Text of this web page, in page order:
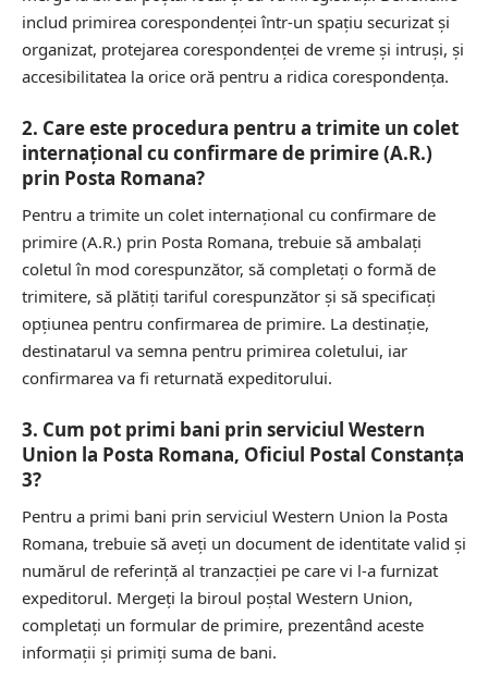
includ primirea corespondenței într-un spațiu securizat și
organizat, protejarea corespondenței de vreme și intruși, și
accesibilitatea la orice oră pentru a ridica corespondența.
2. Care este procedura pentru a trimite un colet
internațional cu confirmare de primire (A.R.)
prin Posta Romana?
Pentru a trimite un colet internațional cu confirmare de
primire (A.R.) prin Posta Romana, trebuie să ambalați
coletul în mod corespunzător, să completați o formă de
trimitere, să plătiți tariful corespunzător și să specificați
opțiunea pentru confirmarea de primire. La destinație,
destinatarul va semna pentru primirea coletului, iar
confirmarea va fi returnată expeditorului.
3. Cum pot primi bani prin serviciul Western
Union la Posta Romana, Oficiul Postal Constanţa
3?
Pentru a primi bani prin serviciul Western Union la Posta
Romana, trebuie să aveți un document de identitate valid și
numărul de referință al tranzacției pe care vi l-a furnizat
expeditorul. Mergeți la biroul poștal Western Union,
completați un formular de primire, prezentând aceste
informații și primiți suma de bani.